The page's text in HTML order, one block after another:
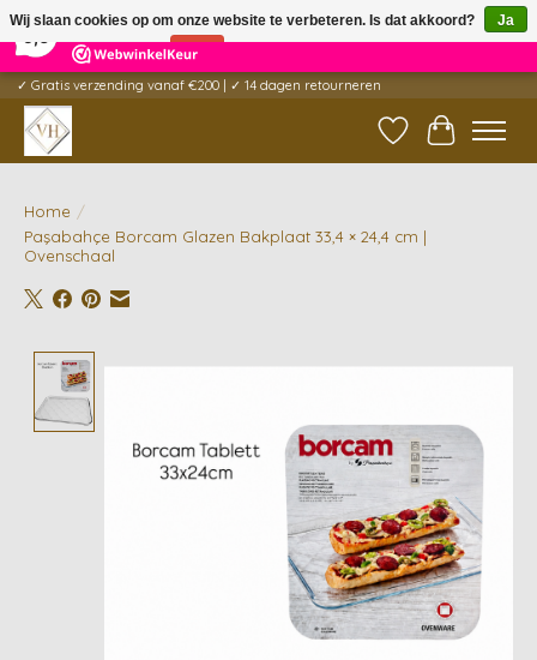
5 Reviews ×
✓ Gratis verzending vanaf €200 | ✓ 14 dagen retourneren
Verlanglijst
Home /
Paşabahçe Borcam Glazen Bakplaat 33,4 × 24,4 cm |
Ovenschaal
Product image slideshow Items
Wij slaan cookies op om onze website te verbeteren. Is dat akkoord?
Ja
Nee